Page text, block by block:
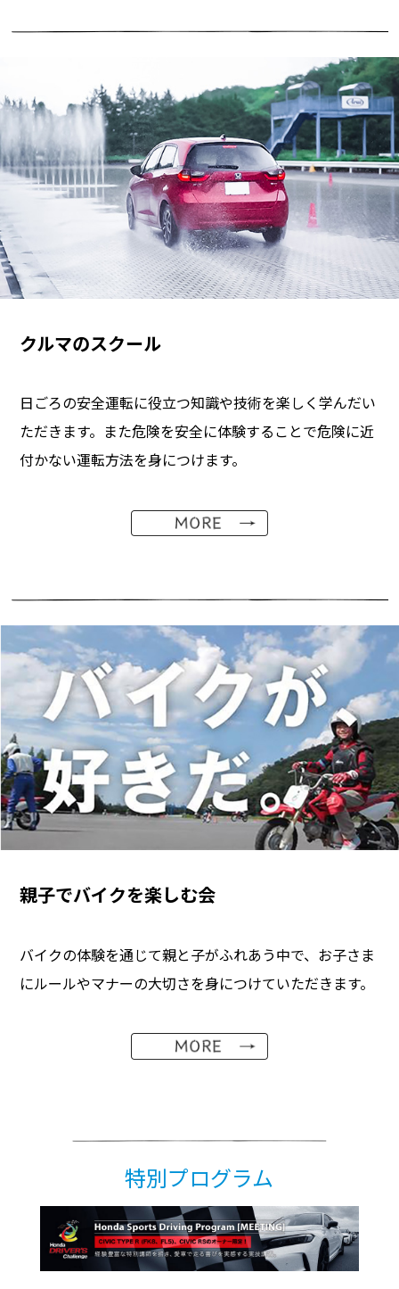
クルマのスクール
日ごろの安全運転に役立つ知識や技術を楽しく学んだい
ただきます。また危険を安全に体験することで危険に近
付かない運転方法を身につけます。
親子でバイクを楽しむ会
バイクの体験を通じて親と子がふれあう中で、お子さま
にルールやマナーの大切さを身につけていただきます。
特別プログラム